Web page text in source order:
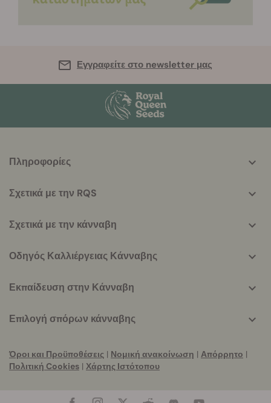
Εγγραφείτε στο newsletter μας
helpful
Πληροφορίες
Σχετικά με την RQS
Σχετικά με την κάνναβη
Οδηγός Καλλιέργειας Κάνναβης
Εκπαίδευση στην Κάνναβη
Επιλογή σπόρων κάνναβης
Όροι και Προϋποθέσεις | Νομική ανακοίνωση | Απόρρητο |
Πολιτική Cookies | Χάρτης Ιστότοπου